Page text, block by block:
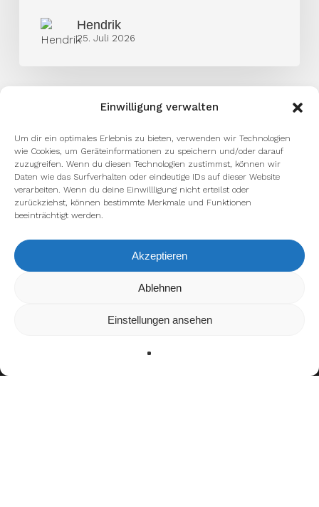
Einwilligung verwalten
Um dir ein optimales Erlebnis zu bieten, verwenden wir Technologien
wie Cookies, um Geräteinformationen zu speichern und/oder darauf
zuzugreifen. Wenn du diesen Technologien zustimmst, können wir
Daten wie das Surfverhalten oder eindeutige IDs auf dieser Website
verarbeiten. Wenn du deine Einwillligung nicht erteilst oder
zurückziehst, können bestimmte Merkmale und Funktionen
beeinträchtigt werden.
Akzeptieren
Ablehnen
Einstellungen ansehen
Hendrik
25. Juli 2026
Wir verwenden Cookies, um dir die bestmögliche Erfahrung
wir verwenden oder sie ausschalten.